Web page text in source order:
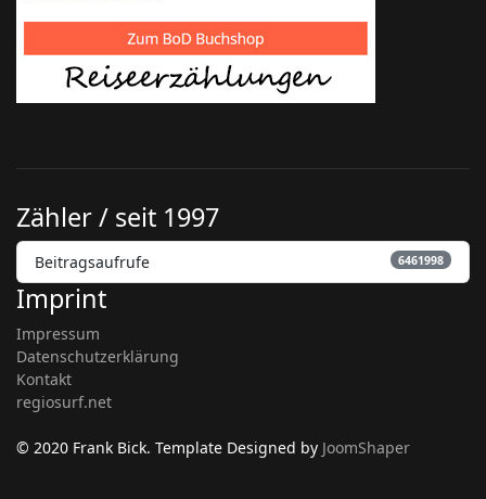
Zähler / seit 1997
Beitragsaufrufe 6461998
Imprint
Impressum
Datenschutzerklärung
Kontakt
regiosurf.net
© 2020 Frank Bick. Template Designed by JoomShaper